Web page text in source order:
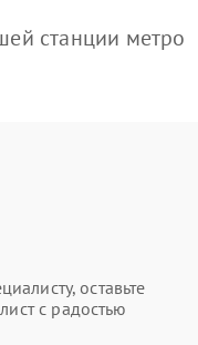
станции метро
оставьте
с радостью